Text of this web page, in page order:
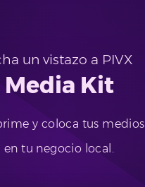
un vistazo a PIVX
Media Kit
y coloca tus
en tu negocio local.